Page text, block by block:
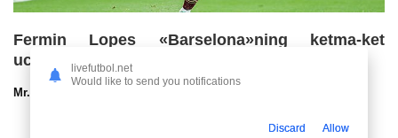
Fermin Lopes «Barselona»ning ketma-ket
uchinchi chempionlik imkoniyatlarini baholadi
Mr.NoBoDy
livefutbol.net
Would like to send you notifications
Discard Allow